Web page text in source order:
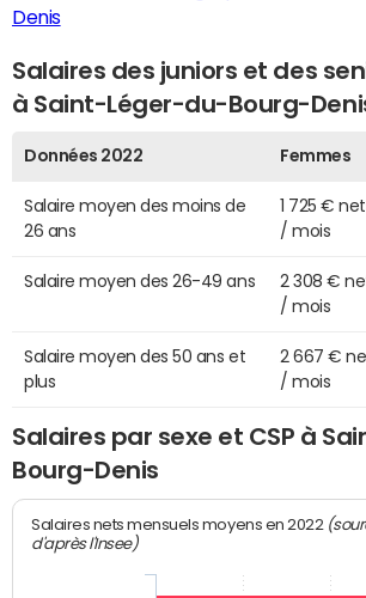
Denis
Salaires des juniors et des
à Saint-Léger-du-Bourg-
Données 2022 Femmes
Salaire moyen des moins de
26 ans
1 725 €
/ mois
Salaire moyen des 26-49 ans
2 308 €
/ mois
Salaire moyen des 50 ans et
plus
2 667 €
/ mois
Salaires par sexe et CSP à
Bourg-Denis
Salaires nets mensuels moyens en 2022
d'après l'Insee)